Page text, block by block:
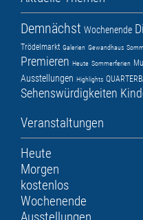
Demnächst Wochenende
Trödelmarkt Galerien Gewandhaus
Premieren Heute Sommerferien
Ausstellungen Highlights
Sehenswürdigkeiten
Veranstaltungen
Heute
Morgen
kostenlos
Wochenende